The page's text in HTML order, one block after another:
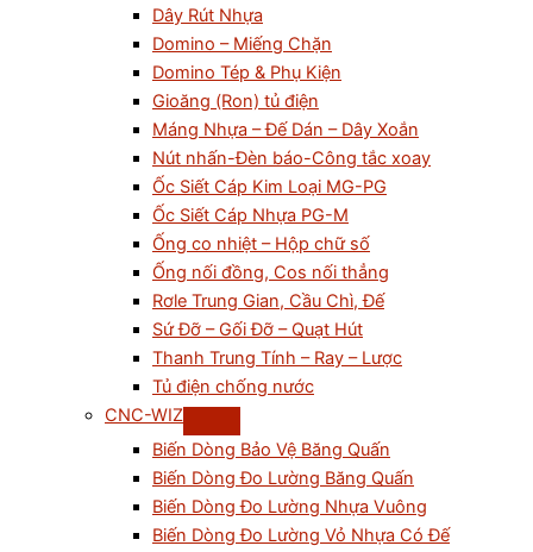
Dây Rút Nhựa
Domino – Miếng Chặn
Domino Tép & Phụ Kiện
Gioăng (Ron) tủ điện
Máng Nhựa – Đế Dán – Dây Xoắn
Nút nhấn-Đèn báo-Công tắc xoay
Ốc Siết Cáp Kim Loại MG-PG
Ốc Siết Cáp Nhựa PG-M
Ống co nhiệt – Hộp chữ số
Ống nối đồng, Cos nối thẳng
Rơle Trung Gian, Cầu Chì, Đế
Sứ Đỡ – Gối Đỡ – Quạt Hút
Thanh Trung Tính – Ray – Lược
Tủ điện chống nước
CNC-WIZ
Biến Dòng Bảo Vệ Băng Quấn
Biến Dòng Đo Lường Băng Quấn
Biến Dòng Đo Lường Nhựa Vuông
Biến Dòng Đo Lường Vỏ Nhựa Có Đế